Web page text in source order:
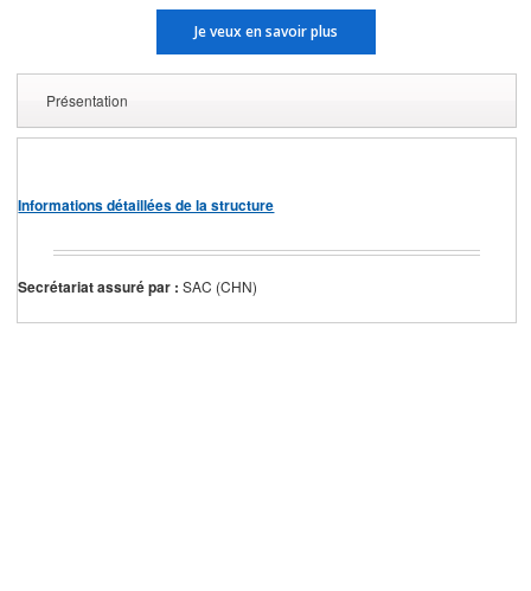
Je veux en savoir plus
Présentation
Informations détaillées de la structure
Secrétariat assuré par :SAC (CHN)